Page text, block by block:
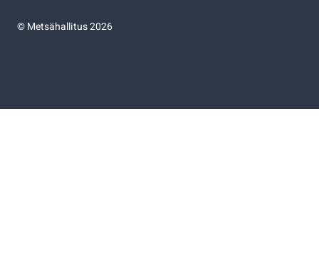
©Metsähallitus 2026